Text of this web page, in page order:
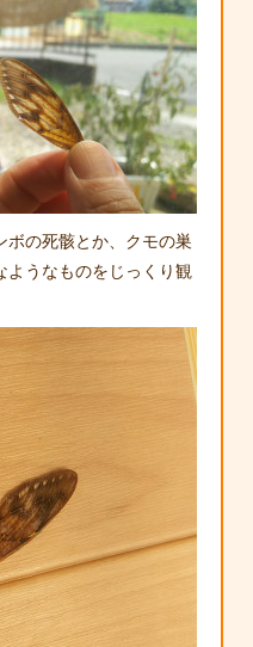
の死骸とか、クモの巣
うなものをじっくり観